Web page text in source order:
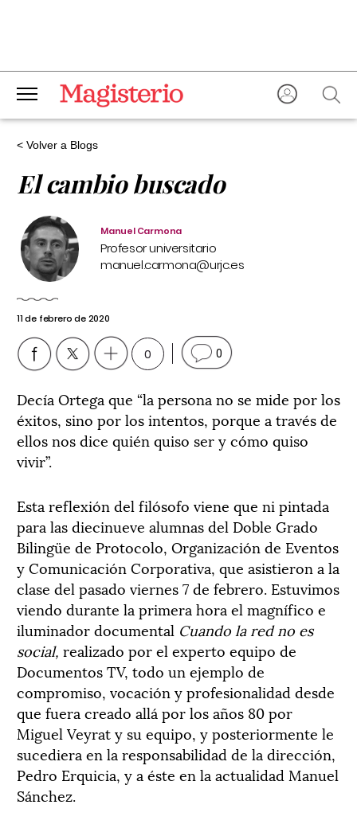
< Volver a Blogs
El cambio buscado
Manuel Carmona
Profesor universitario
manuel.carmona@urjc.es
11 de febrero de 2020
0 0
Decía Ortega que “la persona no se mide por los
éxitos, sino por los intentos, porque a través de
ellos nos dice quién quiso ser y cómo quiso
vivir”.
Esta reflexión del filósofo viene que ni pintada
para las diecinueve alumnas del Doble Grado
Bilingüe de Protocolo, Organización de Eventos
y Comunicación Corporativa, que asistieron a la
clase del pasado viernes 7 de febrero. Estuvimos
viendo durante la primera hora el magnífico e
iluminador documental Cuando la red no es
social, realizado por el experto equipo de
Documentos TV, todo un ejemplo de
compromiso, vocación y profesionalidad desde
que fuera creado allá por los años 80 por
Miguel Veyrat y su equipo, y posteriormente le
sucediera en la responsabilidad de la dirección,
Pedro Erquicia, y a éste en la actualidad Manuel
Sánchez.